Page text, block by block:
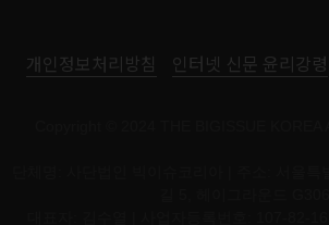
개인정보처리방침 인터넷 신문 윤리강령